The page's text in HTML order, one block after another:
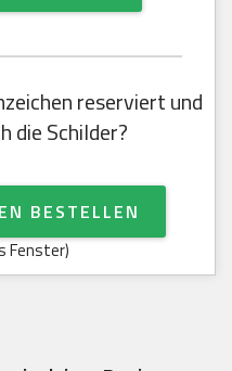
reserviert und
die Schilder?
BESTELLEN
Fenster)